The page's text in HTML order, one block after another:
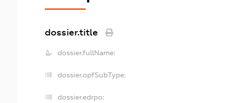
dossier.title
dossier.fullName:
dossier.opfSubType:
dossier.edrpo: